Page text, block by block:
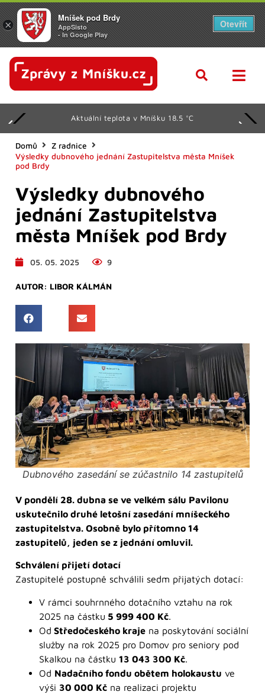
Aktuální teplota v Mníšku 18.5 °C
Domů
Z radnice
Výsledky dubnového jednání Zastupitelstva města Mníšek
pod Brdy
Výsledky dubnového
jednání Zastupitelstva
města Mníšek pod Brdy
05. 05. 2025 9
AUTOR: LIBOR KÁLMÁN
Dubnového zasedání se zúčastnilo 14 zastupitelů
V pondělí 28. dubna se ve velkém sálu Pavilonu
uskutečnilo druhé letošní zasedání mníšeckého
zastupitelstva. Osobně bylo přítomno 14
zastupitelů, jeden se z jednání omluvil.
Schválení přijetí dotací
Zastupitelé postupně schválili sedm přijatých dotací:
V rámci souhrnného dotačního vztahu na rok
2025 na částku 5 999 400 Kč.
Od Středočeského kraje na poskytování sociální
služby na rok 2025 pro Domov pro seniory pod
Skalkou na částku 13 043 300 Kč.
Od Nadačního fondu obětem holokaustu ve
výši 30 000 Kč na realizaci projektu
×
Mníšek pod Brdy
AppSisto
- In Google Play
Otevřít